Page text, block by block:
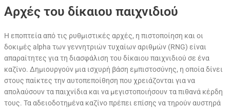
Αρχές του δίκαιου παιχνιδιού
Η εποπτεία από τις ρυθμιστικές αρχές, η πιστοποίηση και οι
δοκιμές alpha των γεννητριών τυχαίων αριθμών (RNG) είναι
απαραίτητες για τη διασφάλιση του δίκαιου παιχνιδιού σε ένα
καζίνο. Δημιουργούν μια ισχυρή βάση εμπιστοσύνης, η οποία δίνει
στους παίκτες την αυτοπεποίθηση που χρειάζονται για να
απολαύσουν τα παιχνίδια και να μεγιστοποιήσουν τα πιθανά κέρδη
τους. Τα αδειοδοτημένα καζίνο πρέπει επίσης να τηρούν αυστηρά